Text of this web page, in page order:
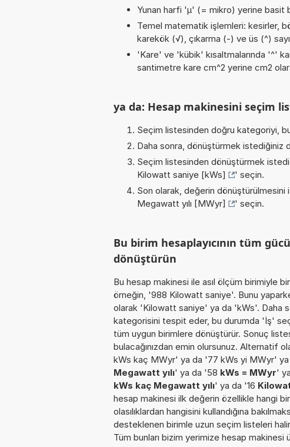
Yunan harfi 'µ' (= mikro) yerine basit
Temel matematik işlemleri: kesirler,
karekök (√), çıkarma (-) ve üs (^)
'Kare' ve 'kübik' kısaltmalarında '^'
santimetre kare cm^2 yerine cm2
ya da: Hesap makinesini seçim
Seçim listesinden doğru kategoriyi,
Daha sonra, dönüştürmek istediğiniz
Seçim listesinden dönüştürmek
Kilowatt saniye [kWs]
' seçin.
Son olarak, değerin
Megawatt yılı [MWyr]
' seçin.
Bu birim hesaplayıcının tüm
dönüştürün
Bu hesap makinesi ile asıl ölçüm birimiyle
örneğin, '988 Kilowatt saniye'. Bunu
olarak 'Kilowatt saniye' ya da 'kWs'. Daha
kategorisini tespit eder, bu durumda 'İş'
tüm uygun birimlere dönüştürür. Sonuç
bulacağınızdan emin olursunuz. Alternatif
kWs kaç MWyr' ya da '77 kWs yi MWyr'
Megawatt yılı' ya da '58 kWs = MWyr'
kWs kaç Megawatt yılı' ya da '16
hesap makinesi ilk değerin özellikle hangi
olasılıklardan hangisini kullandığına
desteklenen birimle uzun seçim listeleri
Tüm bunları bizim yerimize hesap makinesi